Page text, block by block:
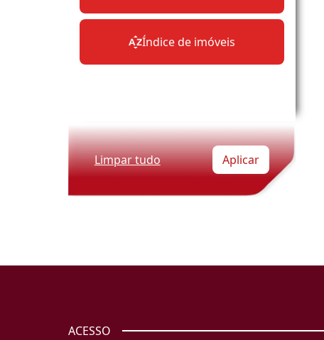
Índice de imóveis
Limpar tudo Aplicar
ACESSO